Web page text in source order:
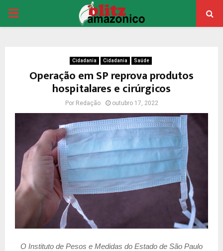
PRIMARY
Cidadania Cidadania Saúde
Operação em SP reprova produtos
hospitalares e cirúrgicos
Por Redação outubro 17, 2022
O Instituto de Pesos e Medidas do Estado de São Paulo